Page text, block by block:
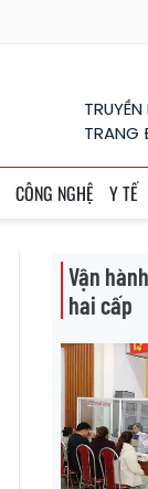
TRANG
CÔNG NGHỆ Y TẾ
Vận
hai cấp